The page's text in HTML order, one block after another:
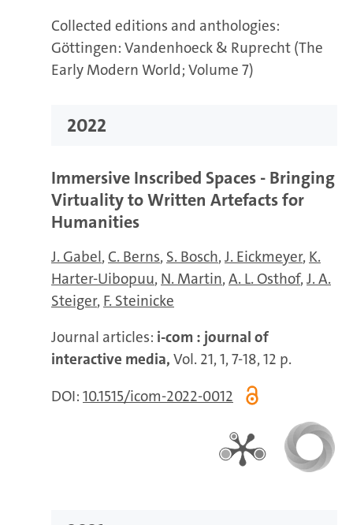
Collected editions and anthologies:
Göttingen: Vandenhoeck & Ruprecht (The
Early Modern World; Volume 7)
2022
Immersive Inscribed Spaces - Bringing
Virtuality to Written Artefacts for
Humanities
J. Gabel C. Berns S. Bosch J. Eickmeyer K.
Harter-Uibopuu N. Martin A. L. Osthof J. A.
Steiger F. Steinicke
Journal articles: i-com : journal of
interactive media, Vol. 21, 1, 7-18, 12 p.
DOI: 10.1515/icom-2022-0012